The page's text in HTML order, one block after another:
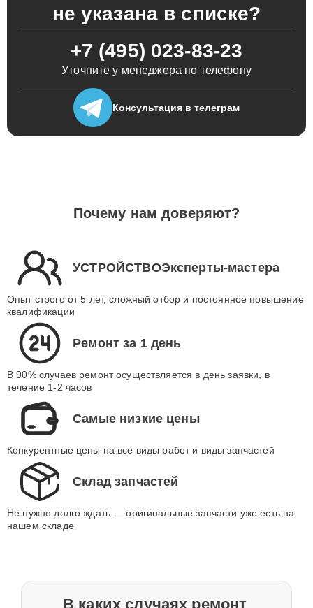
не указана в списке?
+7 (495) 023-83-23
Уточните у менеджера по телефону
Консультация в телеграм
Почему нам доверяют?
УСТРОЙСТВОЭксперты-мастера
Опыт строго от 5 лет, сложный отбор и постоянное повышение
квалификации
Ремонт за 1 день
В 90% случаев ремонт осуществляется в день заявки, в
течение 1-2 часов
Самые низкие цены
Конкурентные цены на все виды работ и виды запчастей
Склад запчастей
Не нужно долго ждать — оригинальные запчасти уже есть на
нашем складе
В каких случаях ремонт